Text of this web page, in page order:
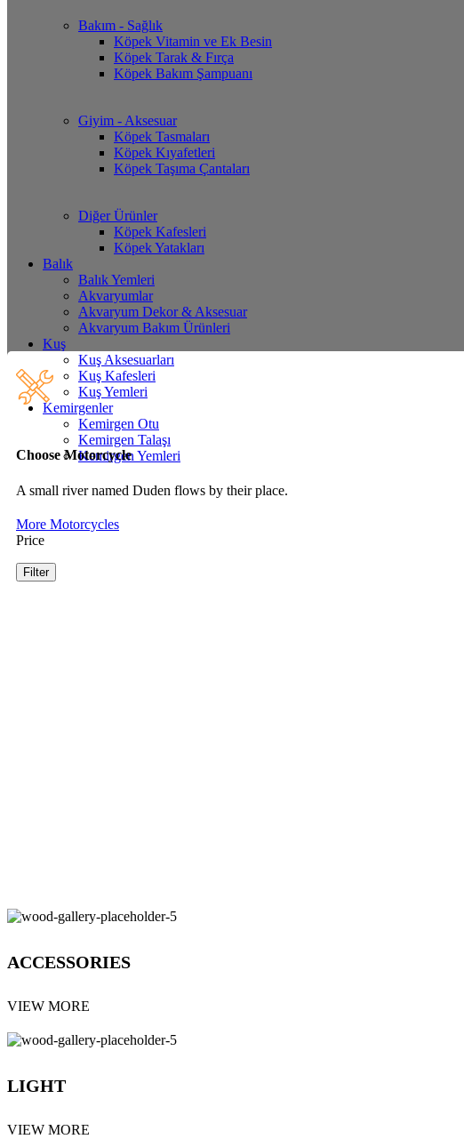
Bakım - Sağlık
Köpek Vitamin ve Ek Besin
Köpek Tarak & Fırça
Köpek Bakım Şampuanı
Giyim - Aksesuar
Köpek Tasmaları
Köpek Kıyafetleri
Köpek Taşıma Çantaları
Diğer Ürünler
Köpek Kafesleri
Köpek Yatakları
Balık
Balık Yemleri
Akvaryumlar
Akvaryum Dekor & Aksesuar
Akvaryum Bakım Ürünleri
Kuş
Kuş Aksesuarları
Kuş Kafesleri
Kuş Yemleri
Kemirgenler
Kemirgen Otu
Kemirgen Talaşı
Kemirgen Yemleri
Choose Motorcycle
A small river named Duden flows by their place.
More Motorcycles
Price
Filter
ACCESSORIES
VIEW MORE
LIGHT
VIEW MORE